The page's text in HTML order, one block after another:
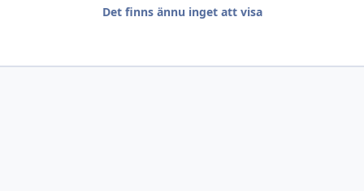
Det finns ännu inget att visa